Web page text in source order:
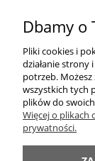
LUXOR │ 98-400
Dbamy o
Pliki cookies i
działanie strony
potrzeb.
wszystkich tych
plików do
Więcej o plikach
prywatności.